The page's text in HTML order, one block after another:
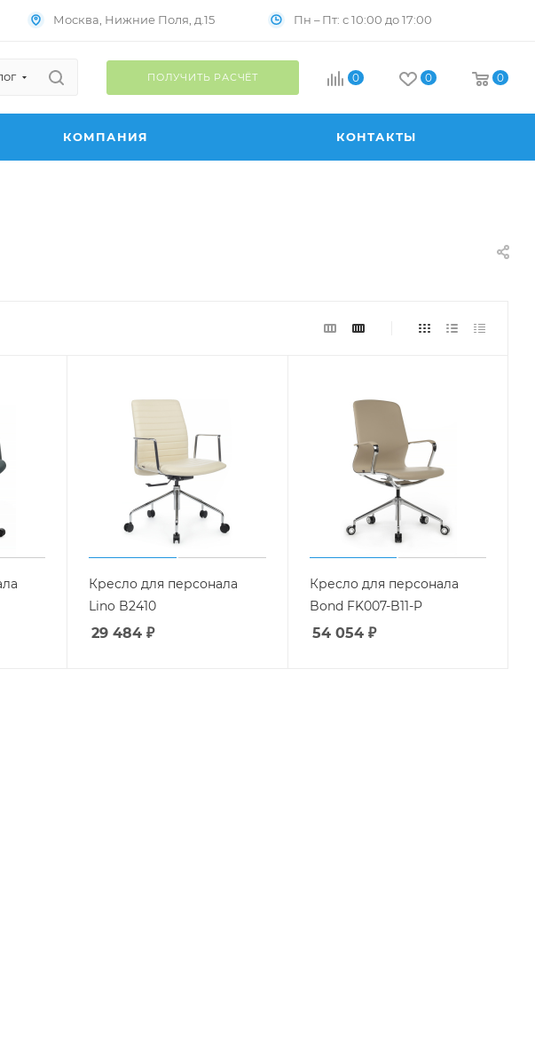
Москва, Нижние Поля, д.15 Пн – Пт: с 10:00 до 17:00
ПОЛУЧИТЬ РАСЧЁТ 0 0 0
КОМПАНИЯ КОНТАКТЫ
Кресло для персонала
Lino B2410
29 484 ₽
Кресло для персонала
Bond FK007-B11-P
54 054₽